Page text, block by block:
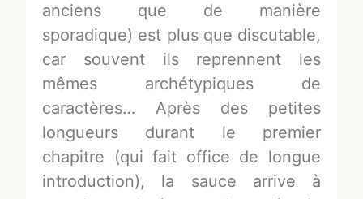
anciens que de manière
sporadique) est plus que discutable,
car souvent ils reprennent les
mêmes archétypiques de
caractères… Après des petites
longueurs durant le premier
chapitre (qui fait office de longue
introduction), la sauce arrive à